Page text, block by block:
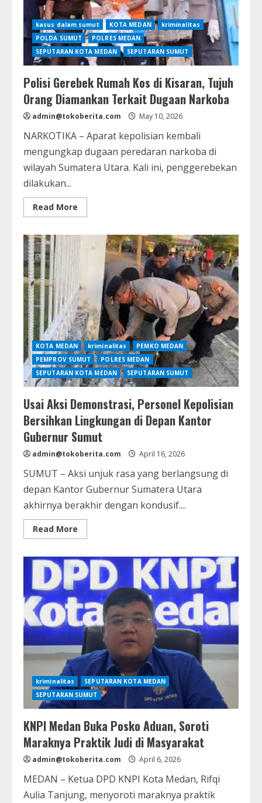
kasus dalam sumut KOTA MEDAN
kriminalitas
POLDA SUMUT
POLRES MEDAN
SEPUTARAN KOTA MEDAN
SEPUTARAN SUMUT
Polisi Gerebek Rumah Kos di Kisaran, Tujuh
Orang Diamankan Terkait Dugaan Narkoba
admin@tokoberita.com May 10, 2026
NARKOTIKA – Aparat kepolisian kembali
mengungkap dugaan peredaran narkoba di
wilayah Sumatera Utara. Kali ini, penggerebekan
dilakukan...
Read More
more
Gerebek
Rumah
Kisaran,
Orang
Diamankan
Terkait
Dugaan
Narkoba
KOTA MEDAN kriminalitas
PEMKO MEDAN
PEMPROV SUMUT
POLRES MEDAN
SEPUTARAN KOTA MEDAN
SEPUTARAN SUMUT
Usai Aksi Demonstrasi, Personel Kepolisian
Bersihkan Lingkungan di Depan Kantor
Gubernur Sumut
admin@tokoberita.com April 16, 2026
SUMUT – Aksi unjuk rasa yang berlangsung di
depan Kantor Gubernur Sumatera Utara
akhirnya berakhir dengan kondusif....
Read More
more
Aksi
Demonstrasi,
Personel
Kepolisian
Bersihkan
Lingkungan
di
Depan
Kantor
Gubernur
Sumut
kriminalitas
SEPUTARAN KOTA MEDAN
SEPUTARAN SUMUT
KNPI Medan Buka Posko Aduan, Soroti
Maraknya Praktik Judi di Masyarakat
admin@tokoberita.com April 6, 2026
MEDAN – Ketua DPD KNPI Kota Medan, Rifqi
Aulia Tanjung, menyoroti maraknya praktik